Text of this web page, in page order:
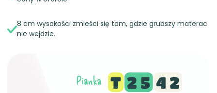
8 cm wysokości zmieści się tam, gdzie grubszy materac
nie wejdzie.